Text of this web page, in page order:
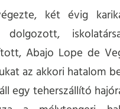
két évig
dolgozott,
Abajo Lope de
az akkori hatalom
egy teherszállító